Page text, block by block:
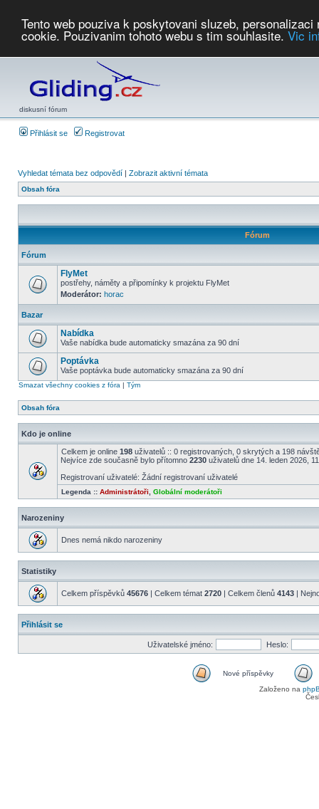
Tento web pouziva k poskytovani sluzeb,
cookie. Pouzivanim tohoto webu s tim souhlasite. Vic
diskusní fórum
Přihlásit se Registrovat
Vyhledat témata bez odpovědí | Zobrazit aktivní témata
Obsah fóra
Fórum
Fórum
FlyMet
postřehy, náměty a připomínky k projektu FlyMet
Moderátor: horac
Bazar
Nabídka
Vaše nabídka bude automaticky smazána za 90 dní
Poptávka
Vaše poptávka bude automaticky smazána za 90 dní
Smazat všechny cookies z fóra | Tým
Obsah fóra
Kdo je online
Celkem je online 198 uživatelů :: 0 registrovaných, 0 skrytých a 198
Nejvíce zde současně bylo přítomno 2230 uživatelů dne 14. leden 2026,
Registrovaní uživatelé: Žádní registrovaní uživatelé
Legenda :: Administrátoři Globální moderátoři
Narozeniny
Dnes nemá nikdo narozeniny
Statistiky
Celkem příspěvků 45676 | Celkem témat 2720 | Celkem členů 4143 |
Přihlásit se
Uživatelské jméno: Heslo:
Nové příspěvky
Založeno na